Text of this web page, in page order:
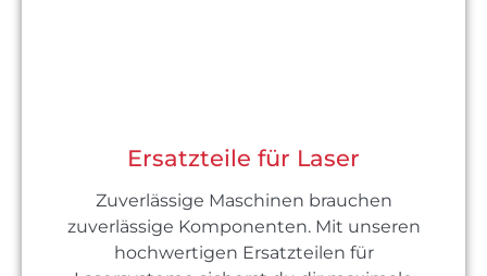
Ersatzteile für Laser
Zuverlässige Maschinen brauchen
zuverlässige Komponenten. Mit unseren
hochwertigen Ersatzteilen für